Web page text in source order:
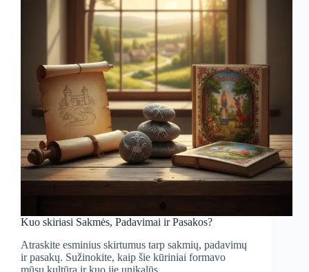
Kuo skiriasi Sakmės, Padavimai ir Pasakos?
Atraskite esminius skirtumus tarp sakmių, padavimų
ir pasakų. Sužinokite, kaip šie kūriniai formavo